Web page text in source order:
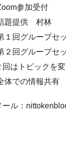
参加受付
題提供 村林
回グループセ
回グループセ
はトピックを変
体での情報共有
ール：